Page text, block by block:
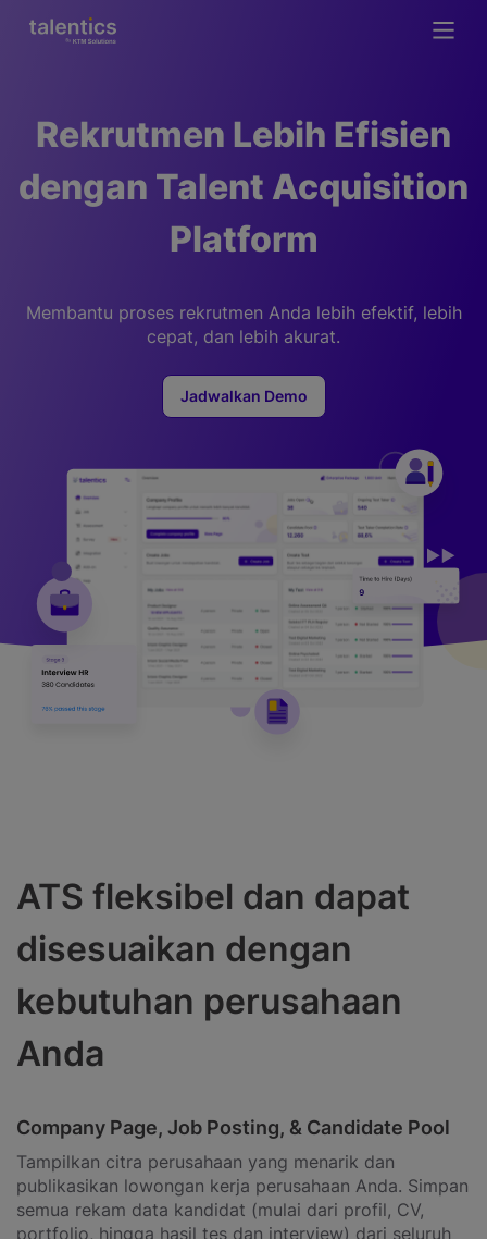
Rekrutmen Lebih Efisien
dengan Talent Acquisition
Platform
Membantu proses rekrutmen Anda lebih efektif, lebih
cepat, dan lebih akurat.
Jadwalkan Demo
ATS fleksibel dan dapat
disesuaikan dengan
kebutuhan perusahaan
Anda
Company Page, Job Posting, & Candidate Pool
Tampilkan citra perusahaan yang menarik dan
publikasikan lowongan kerja perusahaan Anda. Simpan
semua rekam data kandidat (mulai dari profil, CV,
portfolio, hingga hasil tes dan interview) dari seluruh